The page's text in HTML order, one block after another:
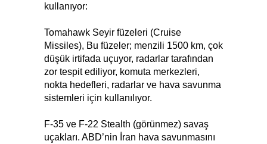
kullanıyor:
Tomahawk Seyir füzeleri (Cruise
Missiles), Bu füzeler; menzili 1500 km, çok
düşük irtifada uçuyor, radarlar tarafından
zor tespit ediliyor, komuta merkezleri,
nokta hedefleri, radarlar ve hava savunma
sistemleri için kullanılıyor.
F‑35 ve F‑22 Stealth (görünmez) savaş
uçakları. ABD’nin İran hava savunmasını